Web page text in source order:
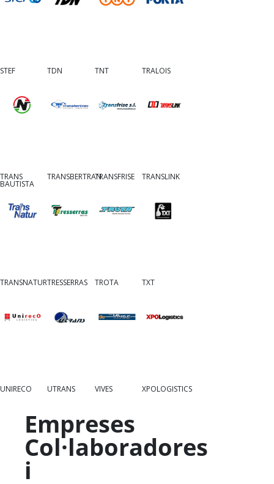
STEF TDN TNT TRALOIS
TRANS
BAUTISTA
TRANSBERTRANTRANSFRISE TRANSLINK
TRANSNATURTRESSERRAS TROTA TXT
UNIRECO UTRANS VIVES XPOLOGISTICS
Empreses
Col·laboradores
i